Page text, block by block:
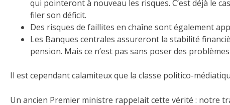
qui pointeront à nouveau les risques. C’est déjà le
filer son déficit.
Des risques de faillites en chaîne sont également
Les Banques centrales assureront la stabilité
pension. Mais ce n’est pas sans poser des
Il est cependant calamiteux que la classe politico-
Un ancien Premier ministre rappelait cette vérité : notre